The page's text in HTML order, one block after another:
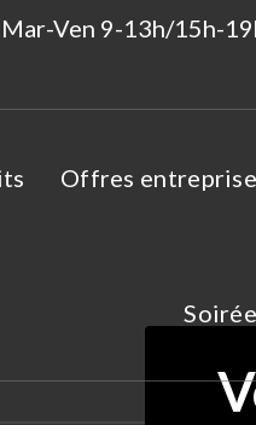
Ven 9-13h/15h-
Offres